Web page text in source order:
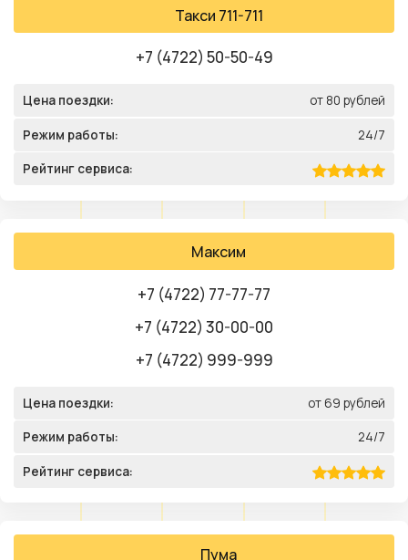
Такси 711-711
+7 (4722) 50-50-49
Цена поездки: от 80 рублей
Режим работы: 24/7
Рейтинг сервиса:
Максим
+7 (4722) 77-77-77
+7 (4722) 30-00-00
+7 (4722) 999-999
Цена поездки: от 69 рублей
Режим работы: 24/7
Рейтинг сервиса:
Пума